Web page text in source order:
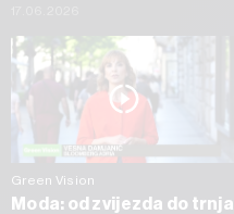
Green Vision
Moda: od zvijezda do trnja